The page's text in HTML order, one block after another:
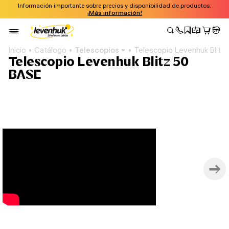
Información importante sobre precios y disponibilidad de productos.
¡Más información!
Inicio Catálogo Telescopios Telescopio Levenhuk Blitz
Telescopio Levenhuk Blitz 50
BASE